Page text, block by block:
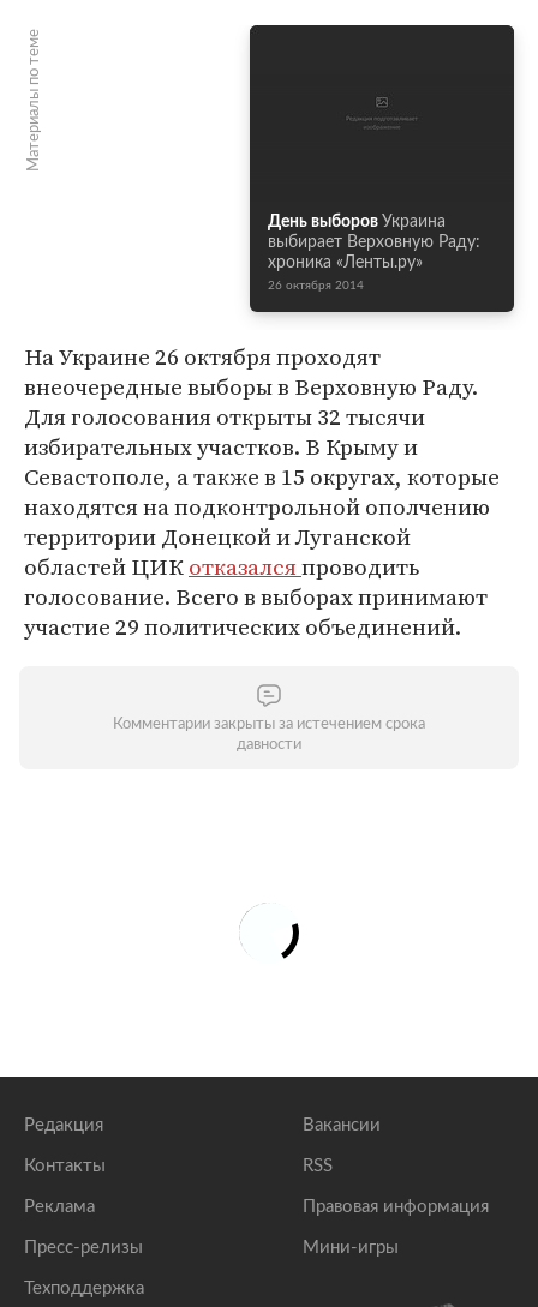
Материалы по теме
День выборов Украина
выбирает Верховную Раду:
хроника «Ленты.ру»
26 октября 2014
На Украине 26 октября проходят
внеочередные выборы в Верховную Раду.
Для голосования открыты 32 тысячи
избирательных участков. В Крыму и
Севастополе, а также в 15 округах, которые
находятся на подконтрольной ополчению
территории Донецкой и Луганской
областей ЦИКотказалсяпроводить
голосование. Всего в выборах принимают
участие 29 политических объединений.
Комментарии закрыты за истечением срока
давности
Редакция
Контакты
Реклама
Пресс-релизы
Техподдержка
Вакансии
RSS
Правовая информация
Мини-игры